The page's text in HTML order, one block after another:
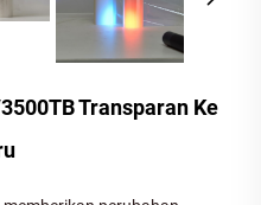
Transparan Ke